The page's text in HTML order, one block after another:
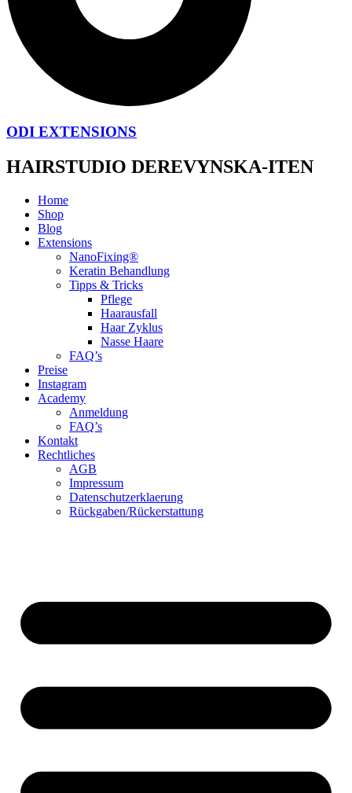
ODI EXTENSIONS
HAIRSTUDIO DEREVYNSKA-ITEN
Home
Shop
Blog
Extensions
NanoFixing®
Keratin Behandlung
Tipps & Tricks
Pflege
Haarausfall
Haar Zyklus
Nasse Haare
FAQ’s
Preise
Instagram
Academy
Anmeldung
FAQ’s
Kontakt
Rechtliches
AGB
Impressum
Datenschutzerklaerung
Rückgaben/Rückerstattung